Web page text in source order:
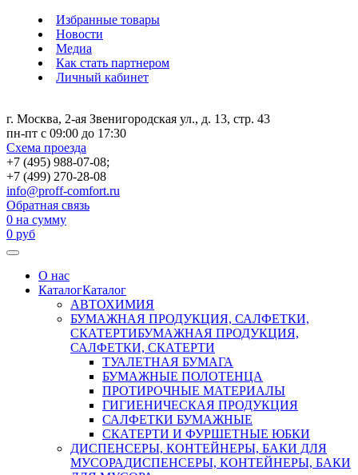
Избранные товары
Новости
Медиа
Как стать партнером
Личный кабинет
г. Москва, 2-ая Звенигородская ул., д. 13, стр. 43
пн-пт с 09:00 до 17:30
Схема проезда
+7 (495) 988-07-08;
+7 (499) 270-28-08
info@proff-comfort.ru
Обратная связь
0 на сумму
0 руб
О нас
КаталогКаталог
АВТОХИМИЯ
БУМАЖНАЯ ПРОДУКЦИЯ, САЛФЕТКИ,
СКАТЕРТИБУМАЖНАЯ ПРОДУКЦИЯ,
САЛФЕТКИ, СКАТЕРТИ
ТУАЛЕТНАЯ БУМАГА
БУМАЖНЫЕ ПОЛОТЕНЦА
ПРОТИРОЧНЫЕ МАТЕРИАЛЫ
ГИГИЕНИЧЕСКАЯ ПРОДУКЦИЯ
САЛФЕТКИ БУМАЖНЫЕ
СКАТЕРТИ И ФУРШЕТНЫЕ ЮБКИ
ДИСПЕНСЕРЫ, КОНТЕЙНЕРЫ, БАКИ ДЛЯ
МУСОРАДИСПЕНСЕРЫ, КОНТЕЙНЕРЫ, БАКИ